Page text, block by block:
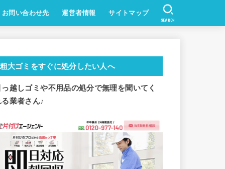
お問い合わせ先 運営者情報 サイトマップ
SEARCH
粗大ゴミをすぐに処分したい人へ
っ越しゴミや不用品の処分で無理を聞いてく
る業者さん♪